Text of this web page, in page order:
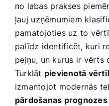
no labas prakses
ļauj⁤ uzņēmumiem
pamatojoties uz to
palīdz identificēt, kuri
peļņu, un kurus ir vērts​
Turklāt pievienotā
izmantojot modernās
pārdošanas prognozes